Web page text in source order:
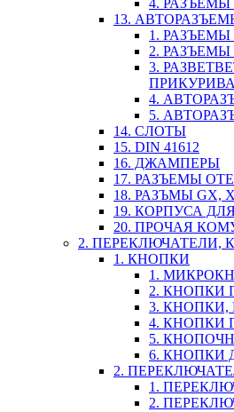
4. РАЗЪЕМЫ
13.
1.
2.
3.
4.
5.
14. СЛОТЫ
15. DIN 41612
16. ДЖАМПЕРЫ
17. РАЗЪЕМЫ
18. РАЗЪМЫ GX,
19. КОРПУСА
20. ПРОЧАЯ
2. ПЕРЕКЛЮЧАТЕЛИ,
1. КНОПКИ
1.
2. КНОПКИ
3.
4. КНОПКИ
5.
6. КНОПКИ
2.
1.
2.